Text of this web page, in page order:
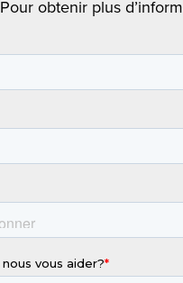
Pour obtenir plus